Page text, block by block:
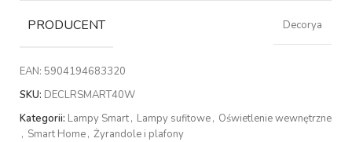
PRODUCENT Decorya
EAN: 5904194683320
SKU: DECLRSMART40W
Kategorii: Lampy Smart, Lampy sufitowe, Oświetlenie wewnętrzne
, Smart Home, Żyrandole i plafony